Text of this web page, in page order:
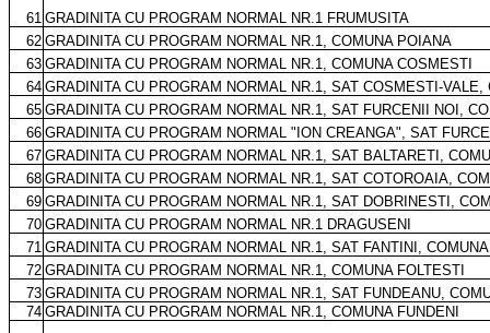
61 GRADINITA CU PROGRAM NORMAL NR.1 FRUMUSITA
62 GRADINITA CU PROGRAM NORMAL NR.1, COMUNA POIANA
63 GRADINITA CU PROGRAM NORMAL NR.1, COMUNA COSMESTI
64 GRADINITA CU PROGRAM NORMAL NR.1, SAT COSMESTI-VALE,
65 GRADINITA CU PROGRAM NORMAL NR.1, SAT FURCENII NOI,
66 GRADINITA CU PROGRAM NORMAL "ION CREANGA", SAT
67 GRADINITA CU PROGRAM NORMAL NR.1, SAT BALTARETI,
68 GRADINITA CU PROGRAM NORMAL NR.1, SAT COTOROAIA,
69 GRADINITA CU PROGRAM NORMAL NR.1, SAT DOBRINESTI,
70 GRADINITA CU PROGRAM NORMAL NR.1 DRAGUSENI
71 GRADINITA CU PROGRAM NORMAL NR.1, SAT FANTINI,
72 GRADINITA CU PROGRAM NORMAL NR.1, COMUNA FOLTESTI
73 GRADINITA CU PROGRAM NORMAL NR.1, SAT FUNDEANU,
74 GRADINITA CU PROGRAM NORMAL NR.1, COMUNA FUNDENI